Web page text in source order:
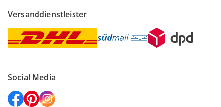
Versanddienstleister
Social Media